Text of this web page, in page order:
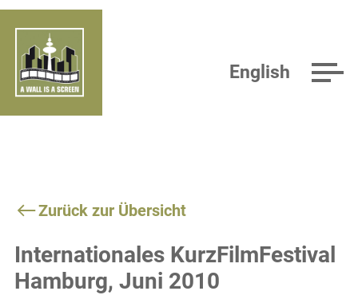
English
Zurück zur Übersicht
Internationales KurzFilmFestival
Hamburg, Juni 2010